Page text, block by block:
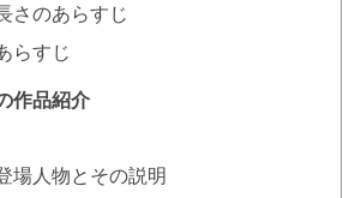
さのあらすじ
らすじ
作品紹介
場人物とその説明